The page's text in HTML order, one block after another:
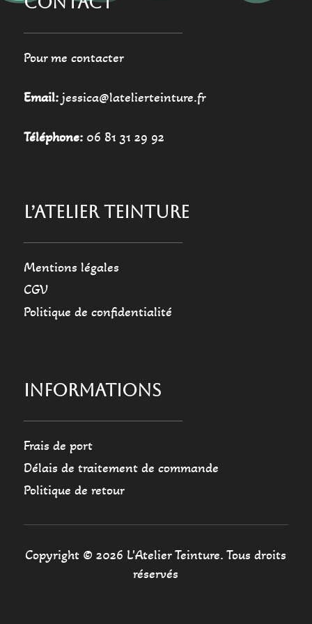
Pour me contacter
Email:jessica@latelierteinture.fr
Téléphone:06 81 31 29 92
L’ATELIER TEINTURE
Mentions légales
CGV
Politique de confidentialité
INFORMATIONS
Frais de port
Délais de traitement de commande
Politique de retour
Copyright © 2026 L'Atelier Teinture. Tous droits
réservés